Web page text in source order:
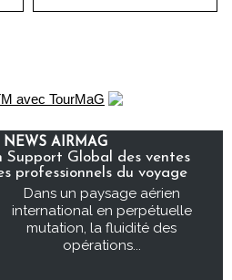
NEWS AIRMAG
Support Global des ventes
professionnels du voyage
Dans un paysage aérien
international en perpétuelle
mutation, la fluidité des
opérations...